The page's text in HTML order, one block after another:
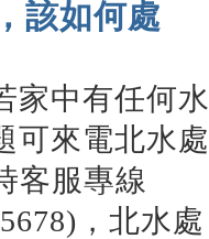
該如何處
中有任何水
可來電北水處
客服專線
，北水處